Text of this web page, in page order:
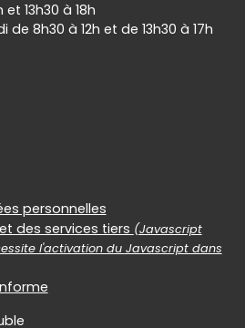
13h30 à 18h
8h30 à 12h et de 13h30 à 17h
personnelles
des services tiers (Javascript
l'activation du Javascript dans